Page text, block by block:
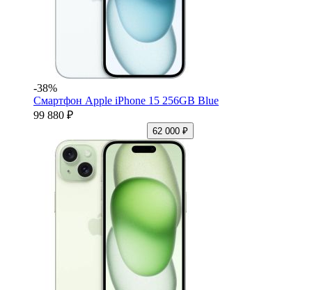
-38%
Смартфон Apple iPhone 15 256GB Blue
99 880 ₽
62 000 ₽